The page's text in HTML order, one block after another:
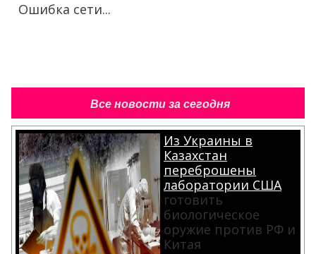
Ошибка сети...
Все новости за сегодня
Из Украины в
Казахстан
переброшены
лаборатории США
готовить
биологическое
оружие против РФ и
Китая